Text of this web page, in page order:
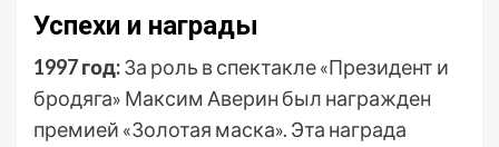
Успехи и награды
1997 год:За роль в спектакле «Президент и
бродяга» Максим Аверин был награжден
премией «Золотая маска». Эта награда